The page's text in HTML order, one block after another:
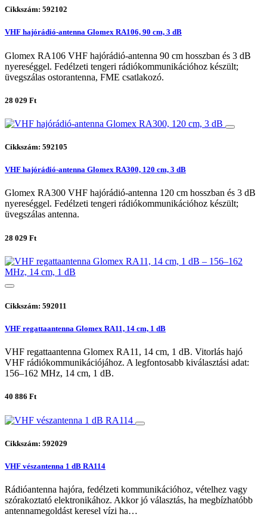
Cikkszám: 592102
VHF hajórádió-antenna Glomex RA106, 90 cm, 3 dB
Glomex RA106 VHF hajórádió-antenna 90 cm hosszban és 3 dB
nyereséggel. Fedélzeti tengeri rádiókommunikációhoz készült;
üvegszálas ostorantenna, FME csatlakozó.
28 029 Ft
Cikkszám: 592105
VHF hajórádió-antenna Glomex RA300, 120 cm, 3 dB
Glomex RA300 VHF hajórádió-antenna 120 cm hosszban és 3 dB
nyereséggel. Fedélzeti tengeri rádiókommunikációhoz készült;
üvegszálas antenna.
28 029 Ft
Cikkszám: 592011
VHF regattaantenna Glomex RA11, 14 cm, 1 dB
VHF regattaantenna Glomex RA11, 14 cm, 1 dB. Vitorlás hajó
VHF rádiókommunikációjához. A legfontosabb kiválasztási adat:
156–162 MHz, 14 cm, 1 dB.
40 886 Ft
Cikkszám: 592029
VHF vészantenna 1 dB RA114
Rádióantenna hajóra, fedélzeti kommunikációhoz, vételhez vagy
szórakoztató elektronikához. Akkor jó választás, ha megbízhatóbb
antennamegoldást keresel vízi ha…